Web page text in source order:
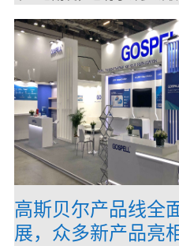
高斯贝尔产品线全
展，众多新产品亮